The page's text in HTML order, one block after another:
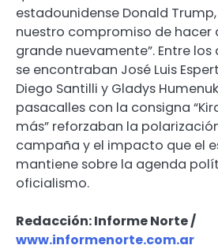
estadounidense Donald Trump,
nuestro compromiso de hacer
grande nuevamente”. Entre
se encontraban José Luis
Diego Santilli y Gladys
pasacalles con la consigna
más” reforzaban la
campaña y el impacto que el
mantiene sobre la agenda
oficialismo.
Redacción: Informe Norte /
www.informenorte.com.ar